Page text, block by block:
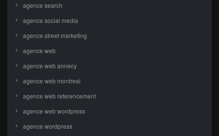
agence search
agence social media
agence street marketing
agence web
agence web annecy
agence web montreal
agence web referencement
agence web wordpress
agence wordpress